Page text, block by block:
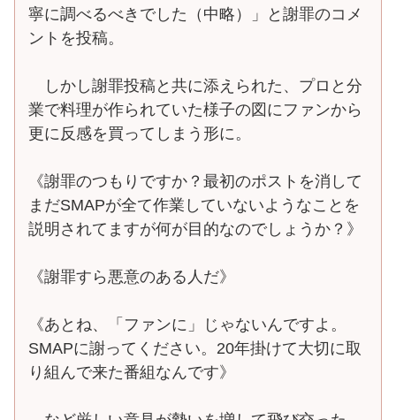
寧に調べるべきでした（中略）」と謝罪のコメ
ントを投稿。
しかし謝罪投稿と共に添えられた、プロと分
業で料理が作られていた様子の図にファンから
更に反感を買ってしまう形に。
《謝罪のつもりですか？最初のポストを消して
まだSMAPが全て作業していないようなことを
説明されてますが何が目的なのでしょうか？》
《謝罪すら悪意のある人だ》
《あとね、「ファンに」じゃないんですよ。
SMAPに謝ってください。20年掛けて大切に取
り組んで来た番組なんです》